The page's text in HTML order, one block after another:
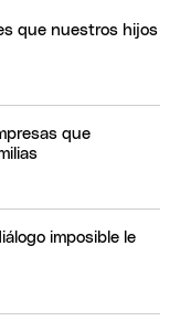
que nuestros hijos
que
imposible le